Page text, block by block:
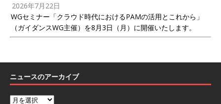
2026年7月22日
WGセミナー「クラウド時代におけるPAMの活用とこれから」
（ガイダンスWG主催）を8月3日（月）に開催いたします。
ニュースのアーカイブ